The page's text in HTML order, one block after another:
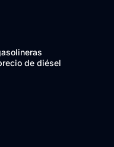
de diésel